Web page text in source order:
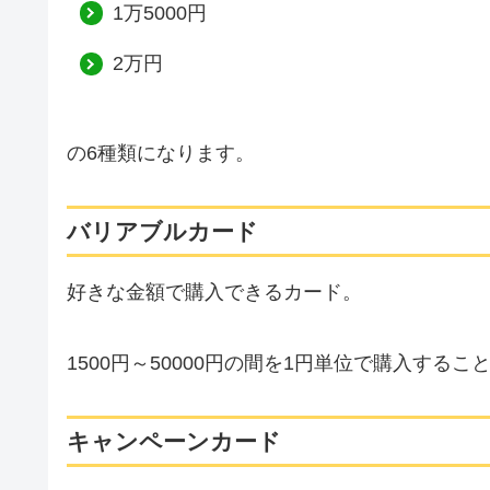
1万5000円
2万円
の6種類になります。
バリアブルカード
好きな金額で購入できるカード。
1500円～50000円の間を1円単位で購入するこ
キャンペーンカード